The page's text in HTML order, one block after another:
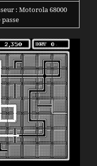
: Motorola 68000